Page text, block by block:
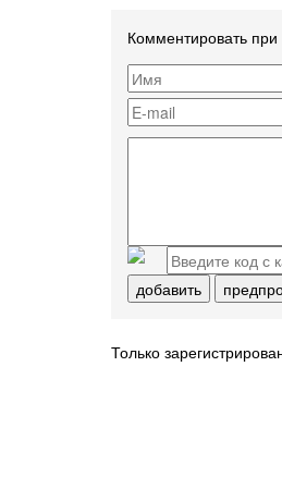
Комментировать
добавить
Только